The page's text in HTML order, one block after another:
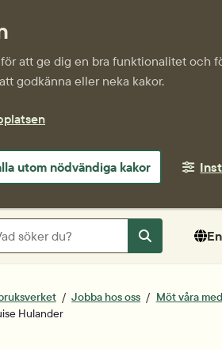
att ge dig en bra funktionalitet och
godkänna eller neka kakor.
utom nödvändiga kakor
Sök
Jobba hos oss
Möt våra
Hulander